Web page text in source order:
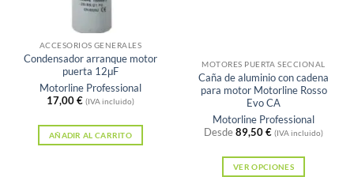
ACCESORIOS GENERALES
Condensador arranque motor
puerta 12μF
Motorline Professional
17,00€ (IVA incluido)
AÑADIR AL CARRITO
MOTORES PUERTA SECCIONAL
Caña de aluminio con cadena
para motor Motorline Rosso
Evo CA
Motorline Professional
Desde89,50€ (IVA incluido)
VER OPCIONES